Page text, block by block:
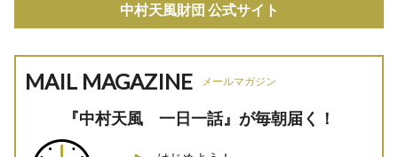
中村天風財団 公式サイト
MAIL MAGAZINE メールマガジン
『中村天風 一日一話』が毎朝届く！